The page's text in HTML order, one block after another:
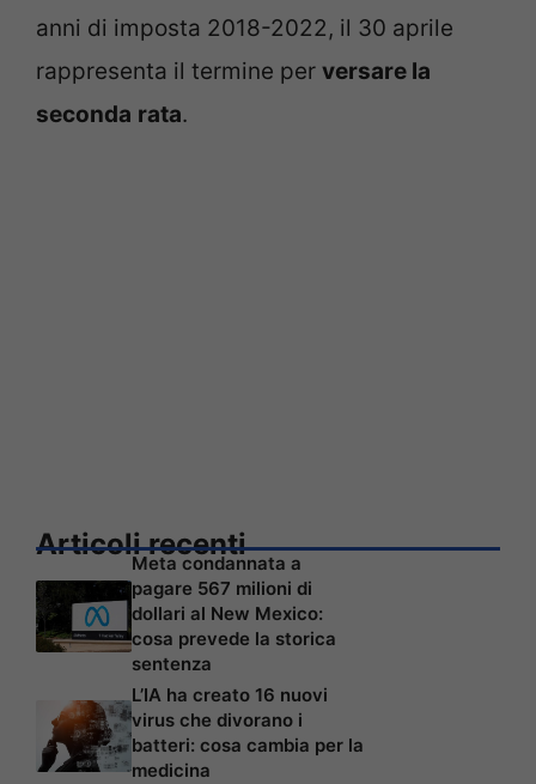
anni di imposta 2018-2022, il 30 aprile
rappresenta il termine per versare la
seconda rata.
Articoli recenti
Meta condannata a
pagare 567 milioni di
dollari al New Mexico:
cosa prevede la storica
sentenza
L’IA ha creato 16 nuovi
virus che divorano i
batteri: cosa cambia per la
medicina